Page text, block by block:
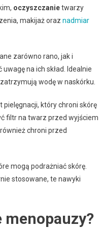
oczyszczanietwarzy
makijaż oraz nadmiar
zarówno rano, jak i
na ich skład. Idealnie
wodę w naskórku.
pielęgnacji, który chroni skórę
filtr na twarz przed wyjściem
chroni przed
mogą podrażniać skórę.
stosowane, te nawyki
menopauzy?